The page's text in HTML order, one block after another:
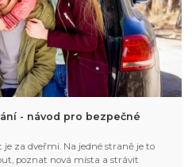
- návod pro bezpečné
za dveřmi. Na jedné straně je to
poznat nová místa a strávit